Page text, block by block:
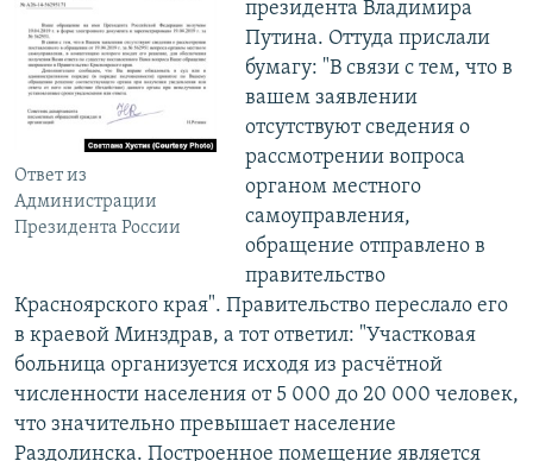
Ответ из
Администрации
Президента России
президента Владимира
Путина. Оттуда прислали
бумагу: "В связи с тем, что в
вашем заявлении
отсутствуют сведения о
рассмотрении вопроса
органом местного
самоуправления,
обращение отправлено в
правительство
Красноярского края". Правительство переслало его
в краевой Минздрав, а тот ответил: "Участковая
больница организуется исходя из расчётной
численности населения от 5 000 до 20 000 человек,
что значительно превышает население
Раздолинска. Построенное помещение является